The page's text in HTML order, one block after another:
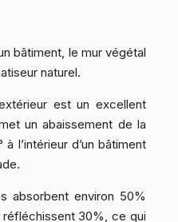
bâtiment, le mur végétal
naturel.
est un excellent
un abaissement de la
l’intérieur d’un bâtiment
absorbent environ 50%
30%, ce qui